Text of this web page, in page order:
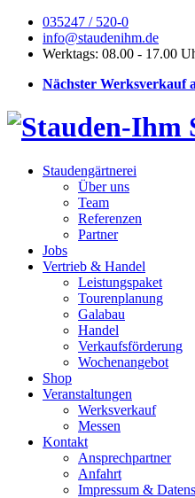
035247 / 520-0
info@staudenihm.de
Werktags: 08.00 - 17.00
Nächster Werksverkauf
Staudengärtnerei
Über uns
Team
Referenzen
Partner
Jobs
Vertrieb & Handel
Leistungspaket
Tourenplanung
Galabau
Handel
Verkaufsförderung
Wochenangebot
Shop
Veranstaltungen
Werksverkauf
Messen
Kontakt
Ansprechpartner
Anfahrt
Impressum &